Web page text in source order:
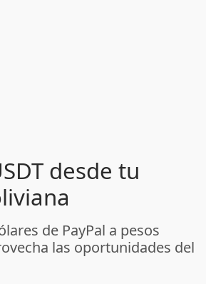
desde tu
de PayPal a pesos
las oportunidades del